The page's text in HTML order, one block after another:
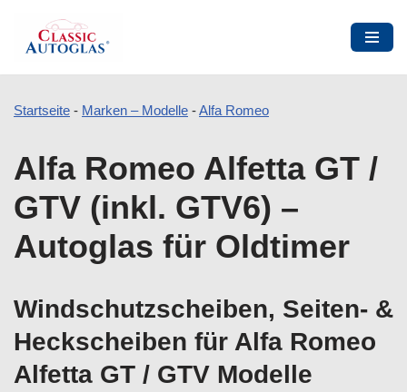
Inhalt
Startseite - Marken – Modelle -Alfa Romeo
Alfa Romeo Alfetta GT /
GTV (inkl. GTV6) –
Autoglas für Oldtimer
Windschutzscheiben, Seiten- &
Heckscheiben für Alfa Romeo
Alfetta GT / GTV Modelle